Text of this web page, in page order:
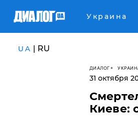
Украина
UA | RU
ДИАЛОГ
31 октября
Киеве: